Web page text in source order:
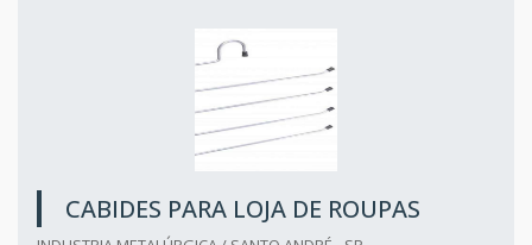
CABIDES PARA LOJA DE ROUPAS